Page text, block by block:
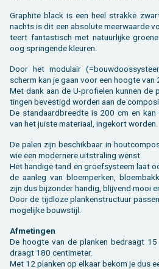
Grap­hi­te black is een heel strak­ke
nachts is dit een ab­so­lu­te meer­waar­de
teert fan­tas­tisch met na­tuur­lij­ke
oog sprin­gen­de kleu­ren.
Door het mo­du­lair
scherm kan je gaan voor een hoog­te van
Met dank aan de U-pro­fie­len kun­nen de
tin­gen be­ves­tigd wor­den aan de
De stan­daard­breed­te is 200 cm en kan
van het juis­te ma­te­ri­aal, in­ge­kort wor­den.
De palen zijn be­schik­baar in
wie een mo­der­ne­re uit­stra­ling wenst.
Het han­di­ge tand en groef­sys­teem laat
de aan­leg van bloem­per­ken,
zijn dus bij­zon­der han­dig, blij­vend mooi
Door de tijd­lo­ze plan­ken­struc­tuur
mo­ge­lij­ke bouw­stijl.
Af­me­tin­gen
De hoog­te van de plan­ken be­draagt
draagt 180 cen­ti­me­ter.
Met 12 plan­ken op el­kaar bekom je dus